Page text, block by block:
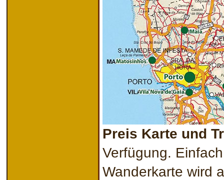
Preis Karte und
Verfügung.
Wanderkarte wird